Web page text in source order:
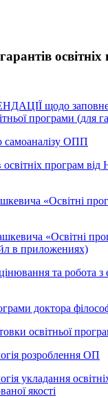
щодо
програми (для
самоаналізу ОПП
освітніх програм
«Освітні
«Освітні
в приложениях)
та робота
доктора
освітньої
розроблення ОП
укладання
якості